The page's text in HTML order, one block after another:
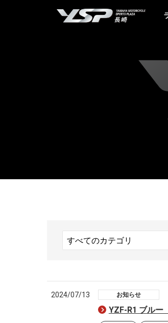
YSP
2024/07/13 お知らせ
YZF-R1 ブルー